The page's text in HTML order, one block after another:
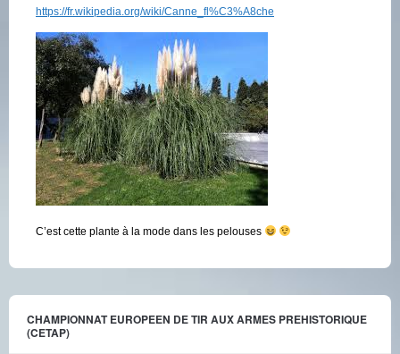
https://fr.wikipedia.org/wiki/Canne_fl%C3%A8che
C’est cette plante à la mode dans les pelouses
CHAMPIONNAT EUROPEEN DE TIR AUX ARMES PREHISTORIQUE
(CETAP)